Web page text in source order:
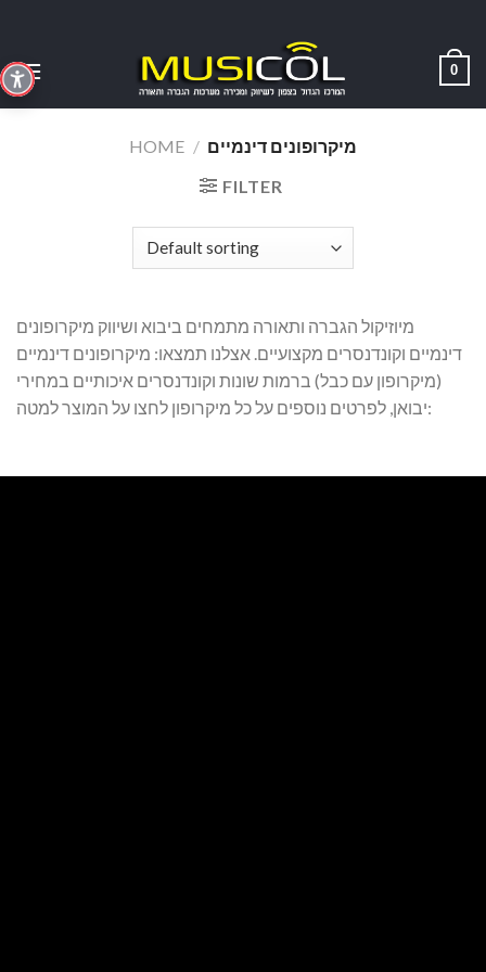
content
0
HOME / מיקרופונים דינמיים
FILTER
מיוזיקול הגברה ותאורה מתמחים ביבוא ושיווק מיקרופונים
דינמיים וקונדנסרים מקצועיים. אצלנו תמצאו: מיקרופונים דינמיים
(מיקרופון עם כבל) ברמות שונות וקונדנסרים איכותיים במחירי
יבואן, לפרטים נוספים על כל מיקרופון לחצו על המוצר למטה: